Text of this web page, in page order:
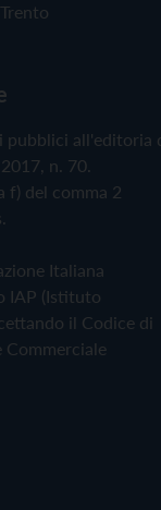
pubblici all'editoria
n. 70.
f) del comma 2
Italiana
IAP (Istituto
il Codice di
Commerciale